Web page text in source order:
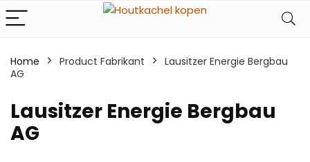
Home Product Fabrikant
‎Lausitzer Energie Bergbau
AG
‎Lausitzer Energie Bergbau
AG